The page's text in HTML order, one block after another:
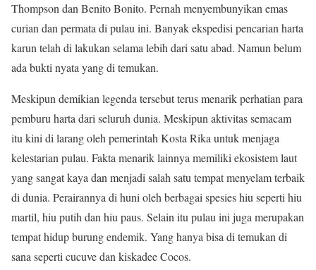
Thompson dan Benito Bonito. Pernah menyembunyikan emas
curian dan permata di pulau ini. Banyak ekspedisi pencarian harta
karun telah di lakukan selama lebih dari satu abad. Namun belum
ada bukti nyata yang di temukan.
Meskipun demikian legenda tersebut terus menarik perhatian para
pemburu harta dari seluruh dunia. Meskipun aktivitas semacam
itu kini di larang oleh pemerintah Kosta Rika untuk menjaga
kelestarian pulau. Fakta menarik lainnya memiliki ekosistem laut
yang sangat kaya dan menjadi salah satu tempat menyelam terbaik
di dunia. Perairannya di huni oleh berbagai spesies hiu seperti hiu
martil, hiu putih dan hiu paus. Selain itu pulau ini juga merupakan
tempat hidup burung endemik. Yang hanya bisa di temukan di
sana seperti cucuve dan kiskadee Cocos.